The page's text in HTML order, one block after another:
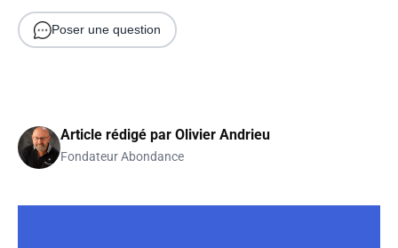
Poser une question
Article rédigé par Olivier Andrieu
Fondateur Abondance